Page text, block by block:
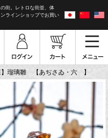
街。レトロな街並、体
ラインショップでお買い
】瑠璃雛 【あぢさゐ・六 】